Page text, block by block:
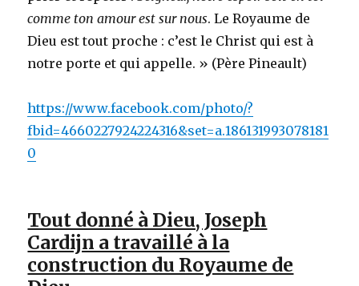
comme ton amour est sur nous. Le Royaume de
Dieu est tout proche : c’est le Christ qui est à
notre porte et qui appelle. » (Père Pineault)
https://www.facebook.com/photo/?
fbid=4660227924224316&set=a.186131993078181
0
Tout donné à Dieu, Joseph
Cardijn a travaillé à la
construction du Royaume de